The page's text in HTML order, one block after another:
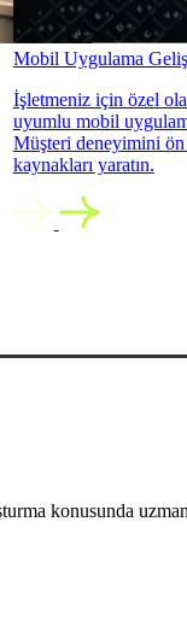
Mobil Uygulama
İşletmeniz için özel
uyumlu mobil
Müşteri deneyimini
kaynakları yaratın.
konusunda